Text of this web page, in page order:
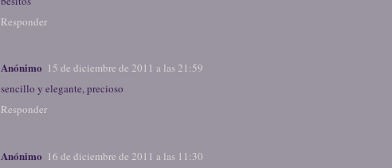
Responder
Anónimo 15 de diciembre de 2011 a las 21:59
sencillo y elegante, precioso
Responder
Anónimo 16 de diciembre de 2011 a las 11:30